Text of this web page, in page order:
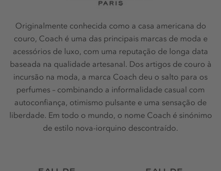
Originalmente conhecida como a casa americana do
couro, Coach é uma das principais marcas de moda e
acessórios de luxo, com uma reputação de longa data
baseada na qualidade artesanal. Dos artigos de couro à
incursão na moda, a marca Coach deu o salto para os
perfumes – combinando a informalidade casual com
autoconfiança, otimismo pulsante e uma sensação de
liberdade. Em todo o mundo, o nome Coach é sinónimo
de estilo nova-iorquino descontraído.